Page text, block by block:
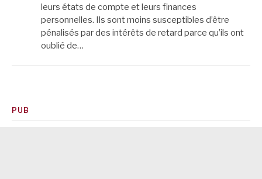
leurs états de compte et leurs finances
personnelles. Ils sont moins susceptibles d’être
pénalisés par des intérêts de retard parce qu’ils ont
oublié de…
PUB